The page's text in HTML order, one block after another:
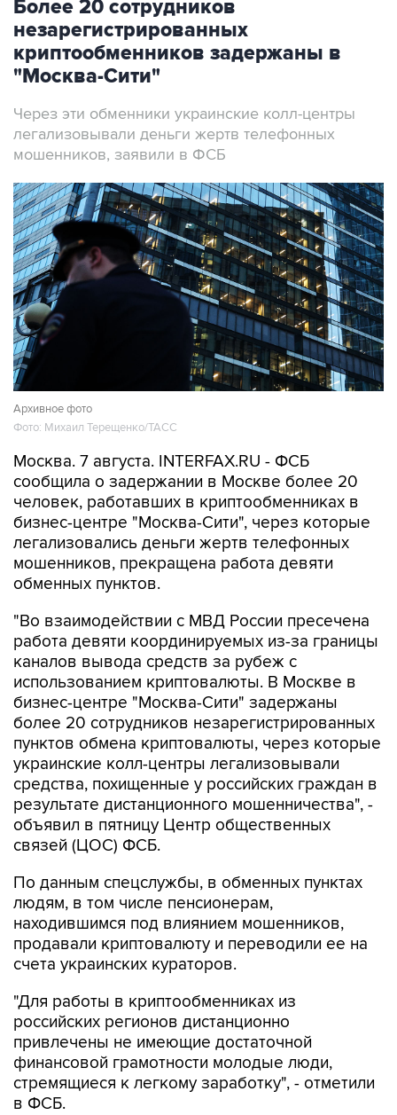
Более 20 сотрудников
незарегистрированных
криптообменников задержаны в
"Москва-Сити"
Через эти обменники украинские колл-центры
легализовывали деньги жертв телефонных
мошенников, заявили в ФСБ
Архивное фото
Фото: Михаил Терещенко/ТАСС
Москва. 7 августа. INTERFAX.RU - ФСБ
сообщила о задержании в Москве более 20
человек, работавших в криптообменниках в
бизнес-центре "Москва-Сити", через которые
легализовались деньги жертв телефонных
мошенников, прекращена работа девяти
обменных пунктов.
"Во взаимодействии с МВД России пресечена
работа девяти координируемых из-за границы
каналов вывода средств за рубеж с
использованием криптовалюты. В Москве в
бизнес-центре "Москва-Сити" задержаны
более 20 сотрудников незарегистрированных
пунктов обмена криптовалюты, через которые
украинские колл-центры легализовывали
средства, похищенные у российских граждан в
результате дистанционного мошенничества", -
объявил в пятницу Центр общественных
связей (ЦОС) ФСБ.
По данным спецслужбы, в обменных пунктах
людям, в том числе пенсионерам,
находившимся под влиянием мошенников,
продавали криптовалюту и переводили ее на
счета украинских кураторов.
"Для работы в криптообменниках из
российских регионов дистанционно
привлечены не имеющие достаточной
финансовой грамотности молодые люди,
стремящиеся к легкому заработку", - отметили
в ФСБ.